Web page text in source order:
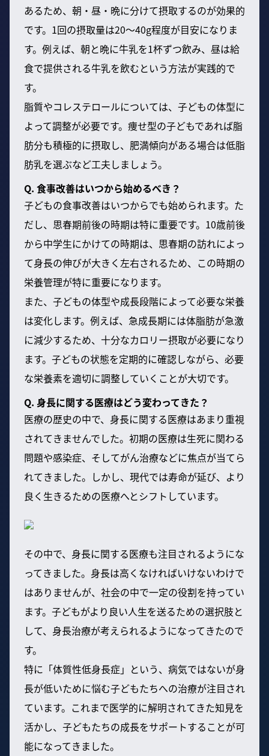
あるため、朝・昼・晩に分けて摂取するのが効果的
です。1回の摂取量は20〜40g程度が目安になりま
す。例えば、朝と晩に牛乳を1杯ずつ飲み、昼は給
食で提供される牛乳を飲むという方法が実践的で
す。
脂質やコレステロールについては、子どもの体型に
よって調整が必要です。痩せ型の子どもであれば脂
肪分も積極的に摂取し、肥満傾向がある場合は低脂
肪乳を選ぶなど工夫しましょう。
Q. 食事改善はいつから始めるべき？
子どもの食事改善はいつからでも始められます。た
だし、思春期前後の時期は特に重要です。10歳前後
から中学生にかけての時期は、思春期の訪れによっ
て身長の伸びが大きく左右されるため、この時期の
栄養管理が特に重要になります。
また、子どもの体型や成長段階によって必要な栄養
は変化します。例えば、急成長期には体脂肪が急激
に減少するため、十分なカロリー摂取が必要になり
ます。子どもの状態を定期的に確認しながら、必要
な栄養素を適切に調整していくことが大切です。
Q. 身長に関する医療はどう変わってきた？
医療の歴史の中で、身長に関する医療はあまり重視
されてきませんでした。初期の医療は生死に関わる
問題や感染症、そしてがん治療などに焦点が当てら
れてきました。しかし、現代では寿命が延び、より
良く生きるための医療へとシフトしています。
その中で、身長に関する医療も注目されるようにな
ってきました。身長は高くなければいけないわけで
はありませんが、社会の中で一定の役割を持ってい
ます。子どもがより良い人生を送るための選択肢と
して、身長治療が考えられるようになってきたので
す。
特に「体質性低身長症」という、病気ではないが身
長が低いために悩む子どもたちへの治療が注目され
ています。これまで医学的に解明されてきた知見を
活かし、子どもたちの成長をサポートすることが可
能になってきました。